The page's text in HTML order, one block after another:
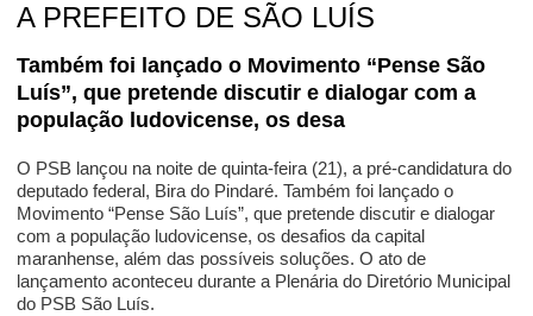
A PREFEITO DE SÃO LUÍS
Também foi lançado o Movimento “Pense São
Luís”, que pretende discutir e dialogar com a
população ludovicense, os desa
O PSB lançou na noite de quinta-feira (21), a pré-candidatura do
deputado federal, Bira do Pindaré. Também foi lançado o
Movimento “Pense São Luís”, que pretende discutir e dialogar
com a população ludovicense, os desafios da capital
maranhense, além das possíveis soluções. O ato de
lançamento aconteceu durante a Plenária do Diretório Municipal
do PSB São Luís.